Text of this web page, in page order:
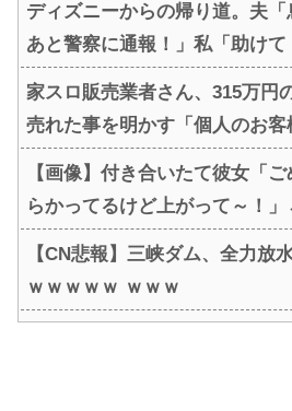
ディズニーからの帰り道。夫「
あと警察に通報！」私「助けて
家スロ販売業者さん、315万
売れた事を明かす「個人のお客
【画像】付き合いたて彼女「
らかってるけど上がって～！
【CN悲報】三峡ダム、全力放
ｗｗｗｗｗ ｗｗｗ